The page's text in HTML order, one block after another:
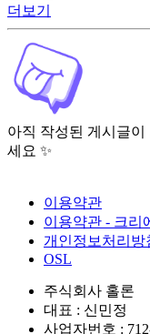
더보기
아직 작성된 게시글이
세요 ✨
이용약관
이용약관 - 크리
개인정보처리방
OSL
주식회사 홀론
대표 : 신민정
사업자번호 :